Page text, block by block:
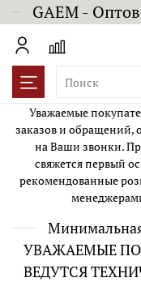
GAEM -
Уважаемые
заказов и обращений,
на Ваши звонки.
свяжется первый
рекомендованные
УВАЖАЕМЫЕ
ВЕДУТСЯ